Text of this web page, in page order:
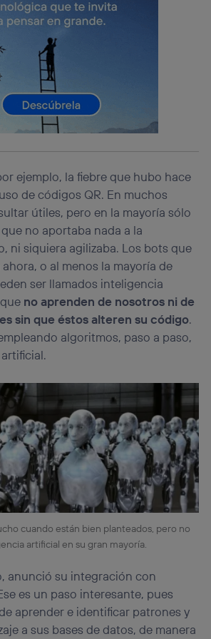
ejemplo, la fiebre que hubo hace
de códigos QR. En muchos
útiles, pero en la mayoría sólo
no aportaba nada a la
ni siquiera agilizaba. Los bots que
o al menos la mayoría de
ser llamados inteligencia
no aprenden de nosotros ni de
sin que éstos alteren su código.
algoritmos, paso a paso,
cuando están bien planteados, pero no
artificial en su gran mayoría.
anunció su integración con
es un paso interesante, pues
aprender e identificar patrones y
a sus bases de datos, de manera
la tecnología recibirá el mismo
de banda ancha
se realizará en función de las
de los miembros del hogar
su consentimiento.
móviles, el marketing será más
que se basará únicamente en la
usuario del móvil.
consentimientos Utiq seleccionando
de privacidad de Utiq
. Para más información, consulta
de Utiq